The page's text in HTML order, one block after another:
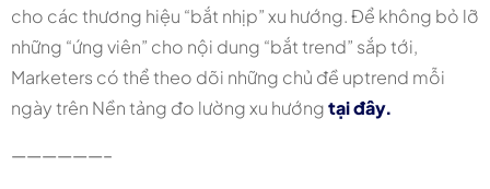
cho các thương hiệu “bắt nhịp” xu hướng. Để không bỏ lỡ
những “ứng viên” cho nội dung “bắt trend” sắp tới,
Marketers có thể theo dõi những chủ đề uptrend mỗi
ngày trên Nền tảng đo lường xu hướngtại đây.
——————–